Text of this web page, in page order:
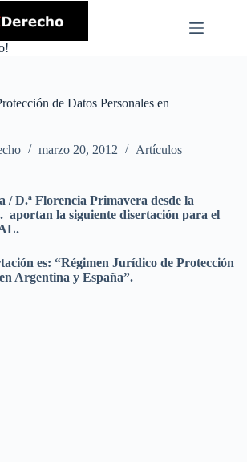
de Datos Personales en
marzo 20, 2012 Artículos
/ D.ª Florencia Primavera desde la
aportan la siguiente disertación para el
es: “Régimen Jurídico de Protección
Argentina y España”.